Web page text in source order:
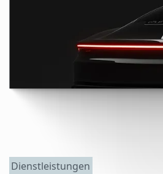
Dienstleistungen